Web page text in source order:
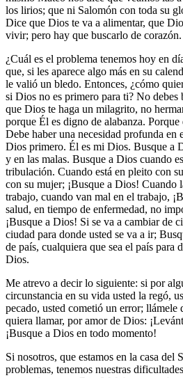
los lirios; que ni Salomón con toda su
Dice que Dios te va a alimentar, que
vivir; pero hay que buscarlo de corazón.
¿Cuál es el problema tenemos hoy en
que, si les aparece algo más en su
le valió un bledo. Entonces, ¿cómo
si Dios no es primero para ti? No debes
que Dios te haga un milagrito, no
porque Él es digno de alabanza.
Debe haber una necesidad profunda en
Dios primero. Él es mi Dios. Busque a
y en las malas. Busque a Dios cuando
tribulación. Cuando está en pleito con
con su mujer; ¡Busque a Dios! Cuando
trabajo, cuando van mal en el trabajo,
salud, en tiempo de enfermedad, no
¡Busque a Dios! Si se va a cambiar de
ciudad para donde usted se va a ir;
de país, cualquiera que sea el país para
Dios.
Me atrevo a decir lo siguiente: si por
circunstancia en su vida usted la regó,
pecado, usted cometió un error; llámele
quiera llamar, por amor de Dios:
¡Busque a Dios en todo momento!
Si nosotros, que estamos en la casa del
problemas, tenemos nuestras